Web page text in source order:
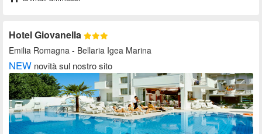
Hotel Giovanella
Emilia Romagna - Bellaria Igea Marina
NEW novità sul nostro sito